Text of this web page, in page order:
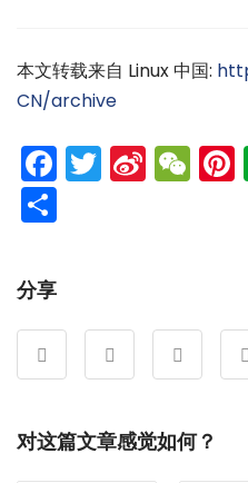
本文转载来自 Linux 中国:
CN/archive
Facebook
Twitter
Sina
分享
对这篇文章感觉如何？